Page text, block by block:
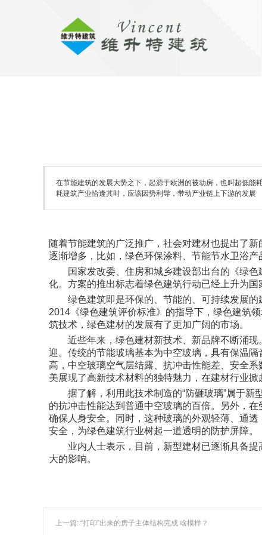
在节能建筑的发展大势之下，起源于欧洲的被动房，也叫超低
耗建筑产业恰逢其时，应该因势利导，带动产业链上下游的发展
随着节能建筑的广泛推广，社会对建材也提出了
逐渐增多，比如，绿色环保涂料、节能节水卫浴
国家发改委、住房和城乡建设部出台的《绿色
化。方案的推出标志着绿色建筑行动已经上升为
绿色建筑即是环保的、节能的、可持续发展的
2014《绿色建筑评价标准》的指导下，绿色建筑
筑技术，绿色建材的发展有了更加广阔的市场。
近些年来，绿色建材新技术、新品牌不断涌现
迎。传统的节能玻璃基本为中空玻璃，具有保温
高，中空玻璃空气层结露、抗冲击性能差、安全
美展现了高新技术材料的独特魅力，在建材行业掀
据了解，利用此技术制造的“防砸玻璃”属于新
的抗冲击性能达到普通中空玻璃的百倍。另外，
确保人身安全。同时，这种玻璃的外观轻薄、通
安全，为绿色建筑行业树起一道透明的防护屏障。
业内人士表示，目前，新型建材已逐渐具备提
大的影响。
上一篇: “打印”出来的房子主体结构完成 啥模样？